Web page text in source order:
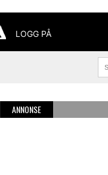
LOGG PÅ
ANNONSE